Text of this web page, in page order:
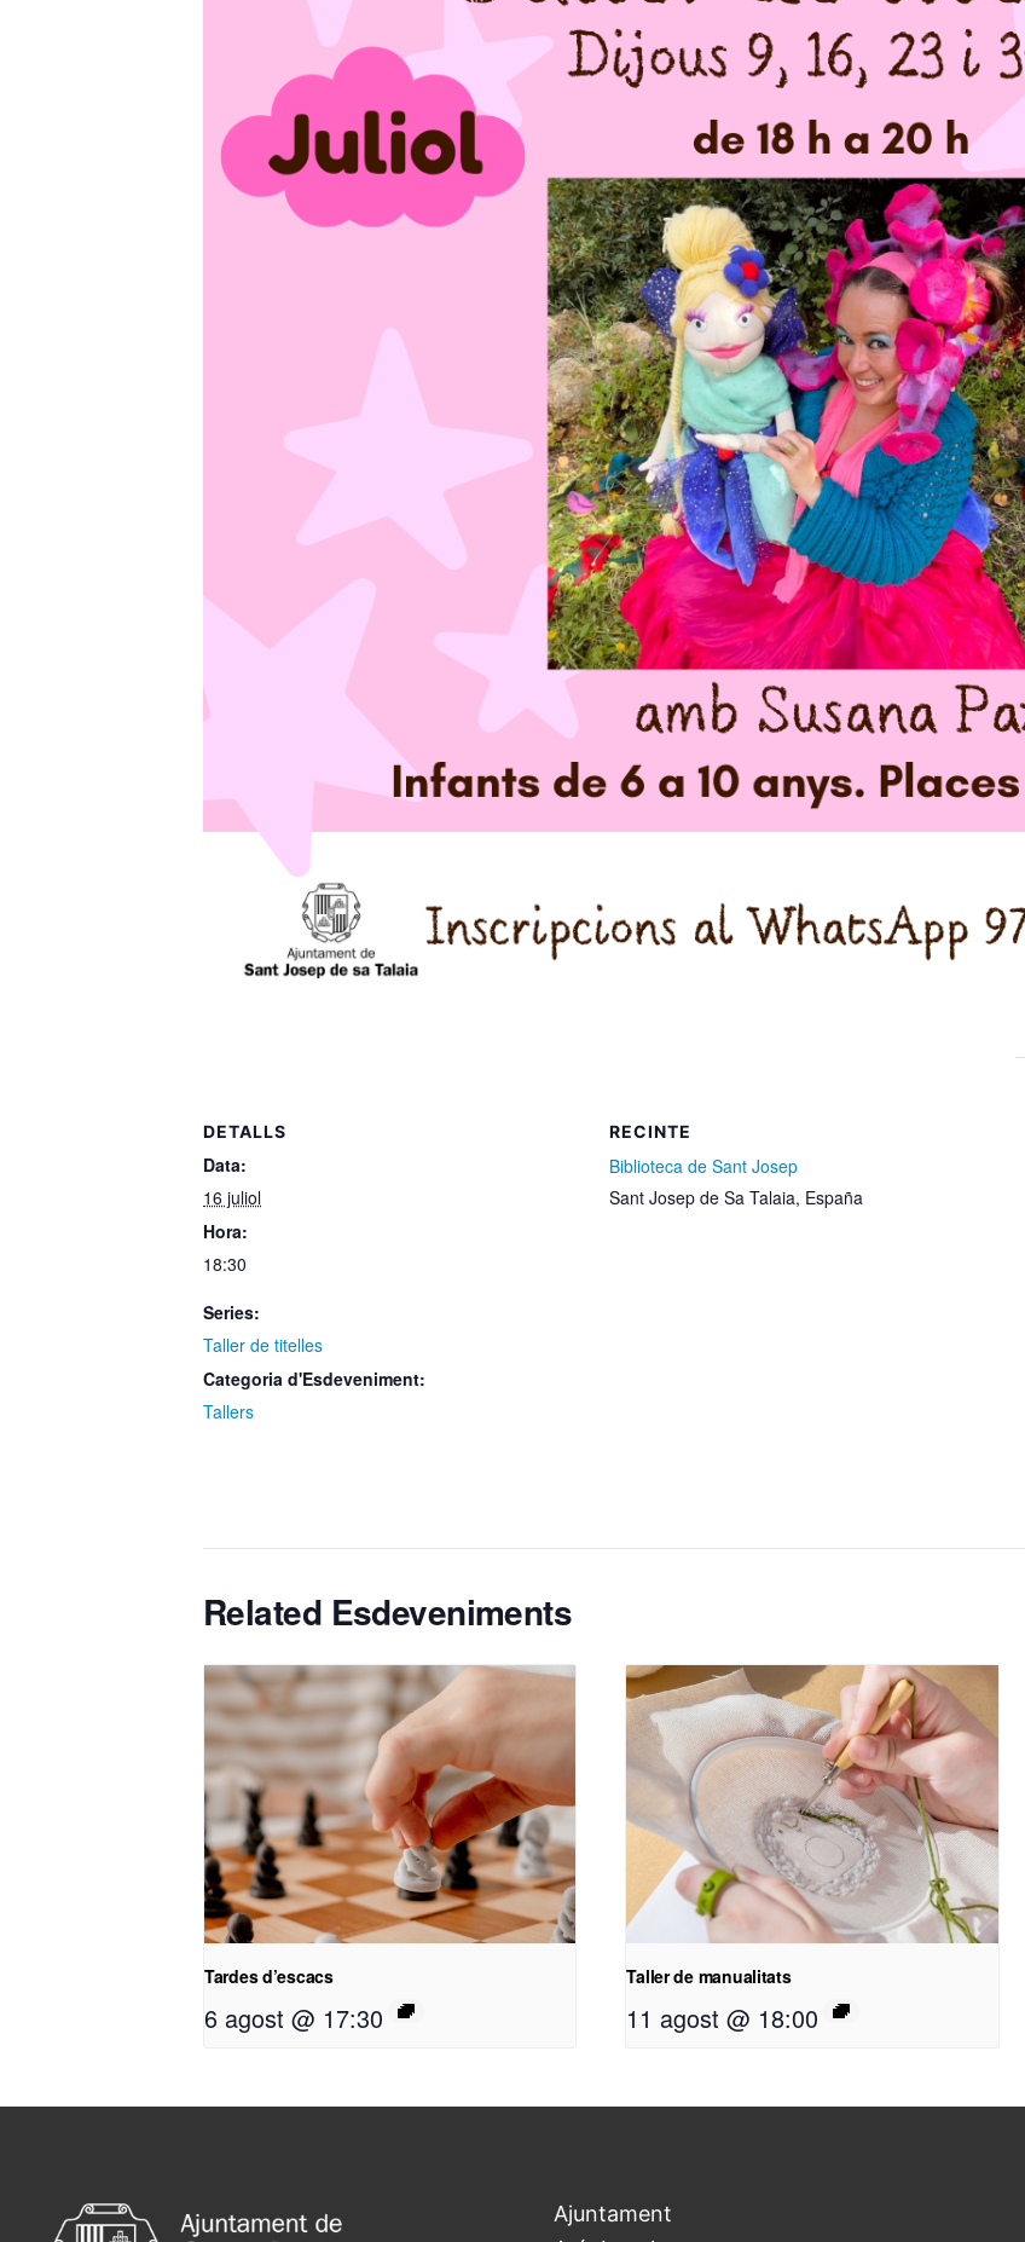
DETALLS
Data:
16 juliol
Hora:
18:30
Series:
Taller de titelles
Categoria d'Esdeveniment:
Tallers
RECINTE
Biblioteca de Sant Josep
Sant Josep de Sa Talaia, España
Related Esdeveniments
Tardes d’escacs
6 agost @ 17:30
Taller de manualitats
11 agost @ 18:00
Ajuntament